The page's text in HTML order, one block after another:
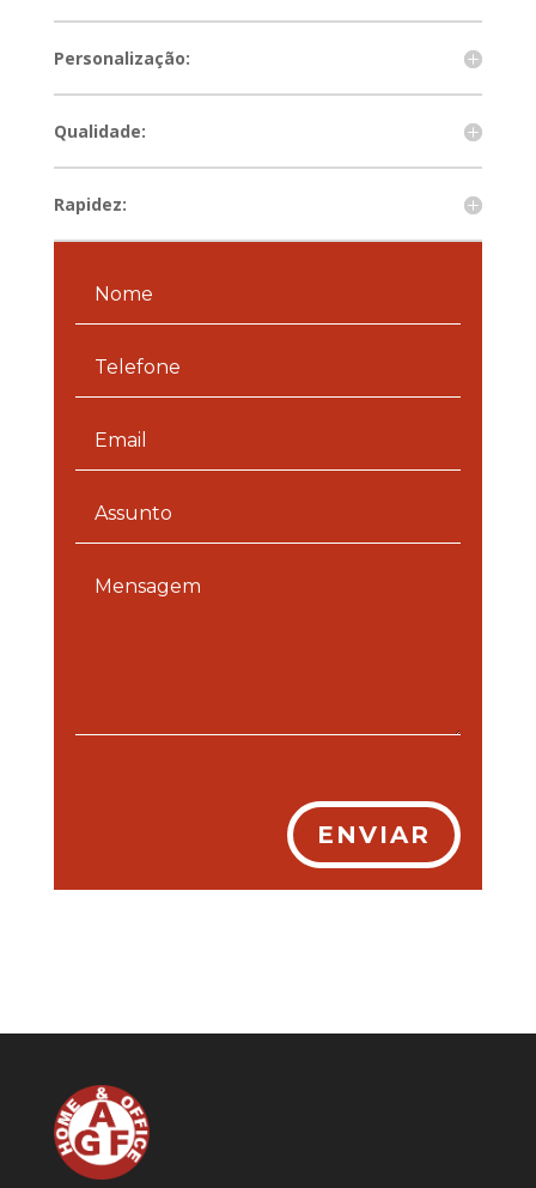
Personalização:
Qualidade:
Rapidez:
ENVIAR